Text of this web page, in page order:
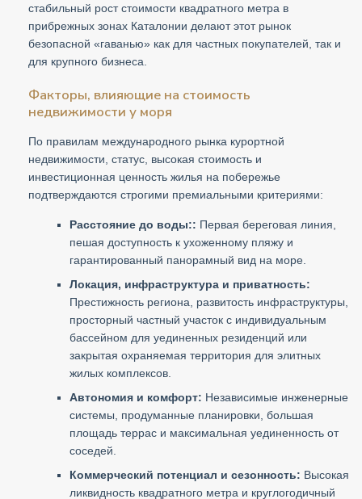
стабильный рост стоимости квадратного метра в
прибрежных зонах Каталонии делают этот рынок
безопасной «гаванью» как для частных покупателей, так и
для крупного бизнеса.
Факторы, влияющие на стоимость
недвижимости у моря
По правилам международного рынка курортной
недвижимости, статус, высокая стоимость и
инвестиционная ценность жилья на побережье
подтверждаются строгими премиальными критериями:
Расстояние до воды:: Первая береговая линия,
пешая доступность к ухоженному пляжу и
гарантированный панорамный вид на море.
Локация, инфраструктура и приватность:
Престижность региона, развитость инфраструктуры,
просторный частный участок с индивидуальным
бассейном для уединенных резиденций или
закрытая охраняемая территория для элитных
жилых комплексов.
Автономия и комфорт: Независимые инженерные
системы, продуманные планировки, большая
площадь террас и максимальная уединенность от
соседей.
Коммерческий потенциал и сезонность: Высокая
ликвидность квадратного метра и круглогодичный